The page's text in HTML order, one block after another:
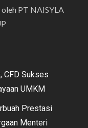
PT NAISYLA
CFD Sukses
UMKM
Prestasi
Menteri